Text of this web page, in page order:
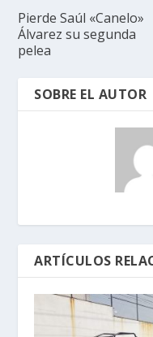
Pierde Saúl «Canelo»
Álvarez su segunda
pelea
SOBRE EL AUTOR
ARTÍCULOS